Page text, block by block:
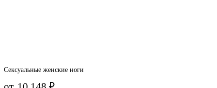
Сексуальные женские ноги